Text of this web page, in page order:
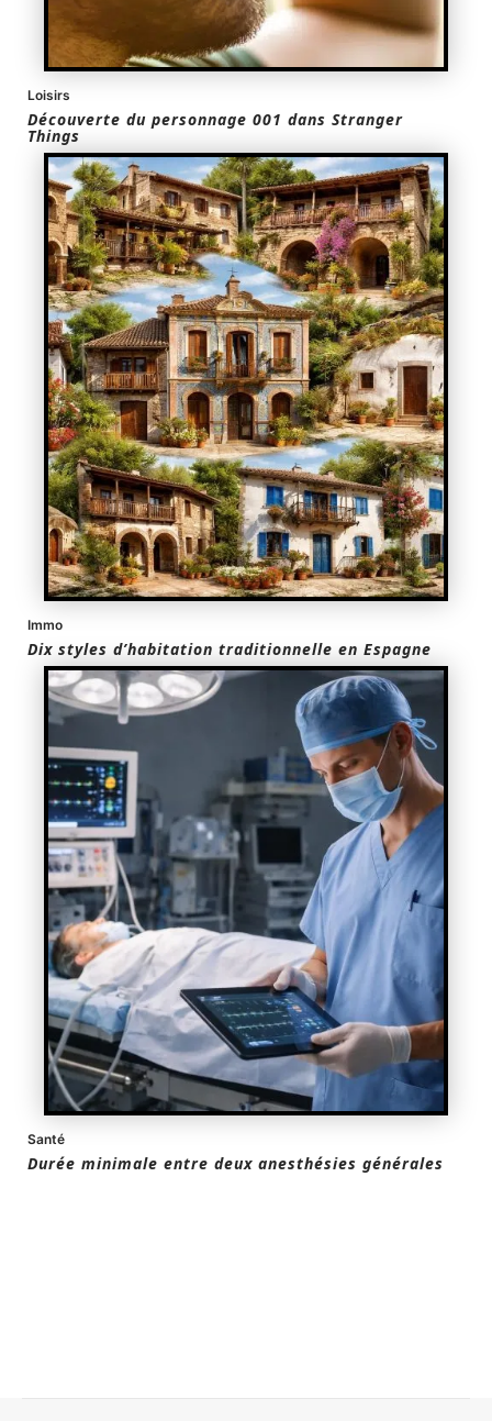
Loisirs
Découverte du personnage 001 dans Stranger
Things
Immo
Dix styles d’habitation traditionnelle en Espagne
Santé
Durée minimale entre deux anesthésies générales